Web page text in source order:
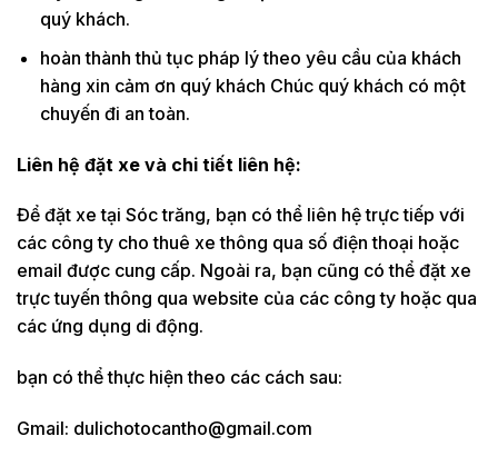
quý khách.
hoàn thành thủ tục pháp lý theo yêu cầu của khách
hàng xin cảm ơn quý khách Chúc quý khách có một
chuyến đi an toàn.
Liên hệ đặt xe và chi tiết liên hệ:
Để đặt xe tại Sóc trăng, bạn có thể liên hệ trực tiếp với
các công ty cho thuê xe thông qua số điện thoại hoặc
email được cung cấp. Ngoài ra, bạn cũng có thể đặt xe
trực tuyến thông qua website của các công ty hoặc qua
các ứng dụng di động.
bạn có thể thực hiện theo các cách sau:
Gmail: dulichotocantho@gmail.com